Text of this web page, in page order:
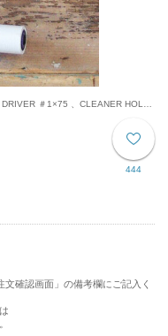
444
確認画面」の備考欄にご記入く